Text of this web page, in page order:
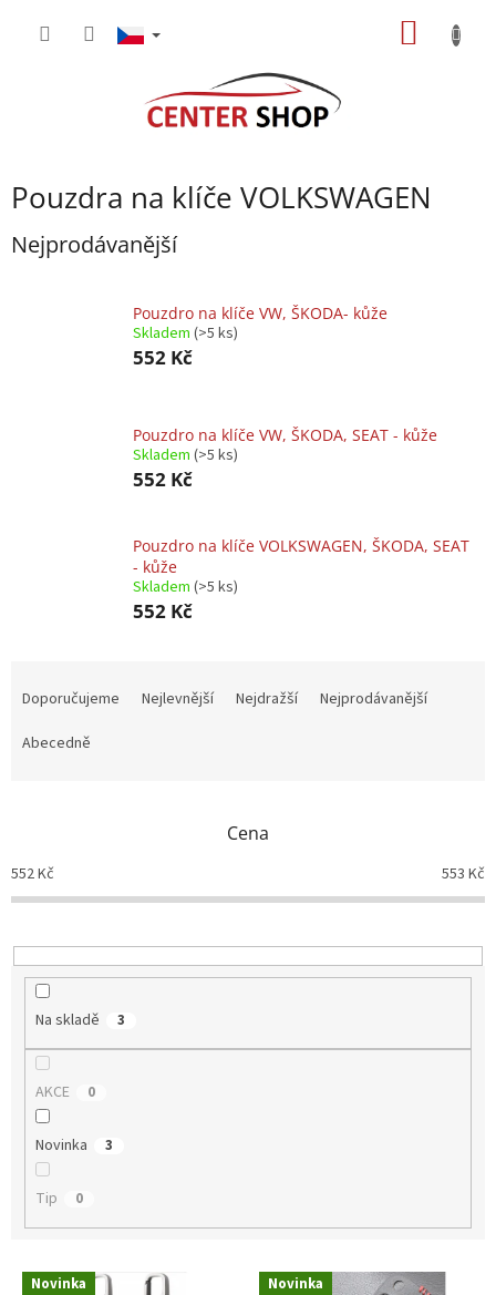
Pouzdra na klíče VOLKSWAGEN
Nejprodávanější
Pouzdro na klíče VW, ŠKODA- kůže
Skladem (>5 ks)
552 Kč
Pouzdro na klíče VW, ŠKODA, SEAT - kůže
Skladem (>5 ks)
552 Kč
Pouzdro na klíče VOLKSWAGEN, ŠKODA, SEAT
- kůže
Skladem (>5 ks)
552 Kč
o
d
k
t
Doporučujeme Nejlevnější Nejdražší
Nejprodávanější
Abecedně
Cena
552Kč 553 Kč
Na skladě 3
AKCE 0
Novinka 3
Tip 0
V Novinka Novinka